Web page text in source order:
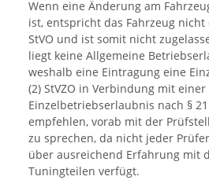
Wenn eine Änderung am
ist, entspricht das Fahrzeug
StVO und ist somit nicht
liegt keine Allgemeine
weshalb eine Eintragung eine
(2) StVZO in Verbindung mit einer
Einzelbetriebserlaubnis nach §
empfehlen, vorab mit der
zu sprechen, da nicht jeder
über ausreichend Erfahrung mit
Tuningteilen verfügt.